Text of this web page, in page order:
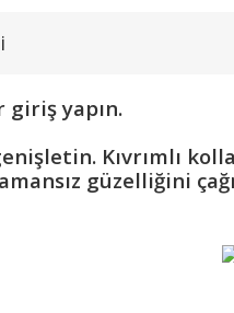
Econox
Havlupan
SEPETE
yapın.
Kıvrımlı
güzelliğini